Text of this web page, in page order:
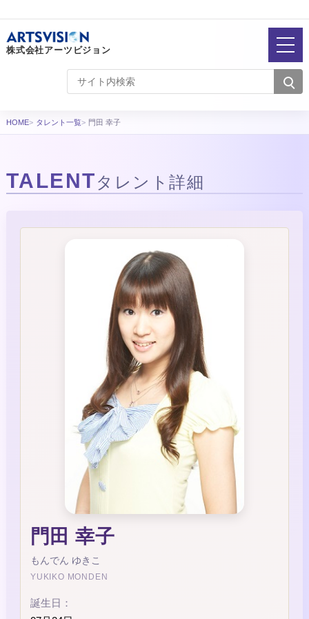
株式会社アーツビジョン
HOME タレント一覧 門田 幸子
TALENTタレント詳細
門田 幸子
もんでん ゆきこ
YUKIKO MONDEN
誕生日：